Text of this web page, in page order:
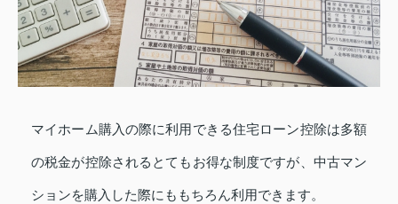
マイホーム購入の際に利用できる住宅ローン控除は多額
の税金が控除されるとてもお得な制度ですが、中古マン
ションを購入した際にももちろん利用できます。